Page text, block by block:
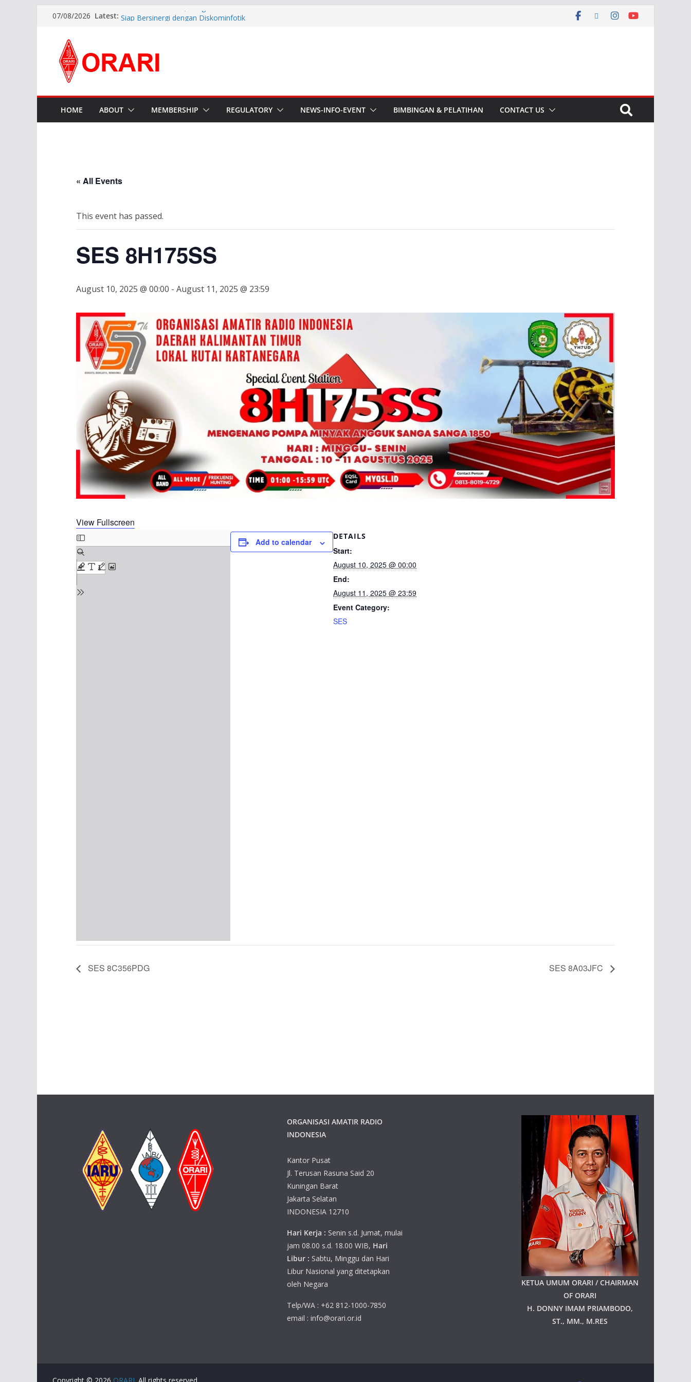
07/08/2026 Latest: Pererat Silaturahmi, Pengurus Baru ORARI Riau Audiensi dan
Preparatory Group for WRC-27 )
Aftiyedi Dalimunthe (YC5NNF) Resmi Pimpin ORARI Lokal
Perkokoh Sinergi Amatir Radio, Ketua Orari Daerah Riau
Beserta Jajaran Hadiri Muslok III Bengkalis
HOME ABOUT MEMBERSHIP REGULATORY NEWS-INFO-EVENT BIMBINGAN & PELATIHAN CONTACT US
« All Events
This event has passed.
SES 8H175SS
August 10, 2025 @ 00:00 - August 11, 2025 @ 23:59
View Fullscreen
Add to calendar
DETAILS
Start:
August 10, 2025 @ 00:00
End:
August 11, 2025 @ 23:59
Event Category:
SES
SES 8C356PDG SES 8A03JFC
ORGANISASI AMATIR RADIO
INDONESIA
Kantor Pusat
Jl. Terusan Rasuna Said 20
Kuningan Barat
Jakarta Selatan
INDONESIA 12710
Hari Kerja : Senin s.d. Jumat, mulai
jam 08.00 s.d. 18.00 WIB, Hari
Libur : Sabtu, Minggu dan Hari
Libur Nasional yang ditetapkan
oleh Negara
Telp/WA : +62 812-1000-7850
email : info@orari.or.id
KETUA UMUM ORARI / CHAIRMAN
OF ORARI
H. DONNY IMAM PRIAMBODO,
ST., MM., M.RES